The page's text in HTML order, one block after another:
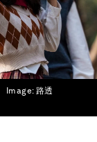
Image: 路透